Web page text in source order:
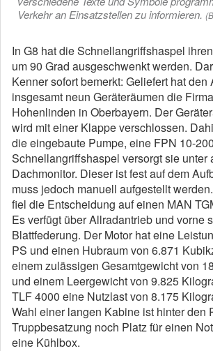
Verkehr an Einsatzstellen zu informieren.
In G8 hat die Schnellangriffshaspel
um 90 Grad ausgeschwenkt werden.
Kenner sofort bemerkt: Geliefert hat den
insgesamt neun Geräteräumen die
Hohenlinden in Oberbayern. Der
wird mit einer Klappe verschlossen.
die eingebaute Pumpe, eine FPN 10-
Schnellangriffshaspel versorgt sie unter
Dachmonitor. Dieser ist fest auf dem
muss jedoch manuell aufgestellt
fiel die Entscheidung auf einen MAN
Es verfügt über Allradantrieb und vorne
Blattfederung. Der Motor hat eine
PS und einen Hubraum von 6.871
einem zulässigen Gesamtgewicht von
und einem Leergewicht von 9.825
TLF 4000 eine Nutzlast von 8.175
Wahl einer langen Kabine ist hinter den
Truppbesatzung noch Platz für einen
eine Kühlbox.